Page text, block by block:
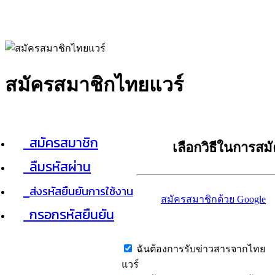
สมัครสมาชิกไทยแวร์
สมัครสมาชิก
ลืมรหัสผ่าน
ส่งรหัสยืนยันการใช้งาน
กรอกรหัสยืนยัน
เลือกวิธีในการส
สมัครสมาชิกด้วย Google
ฉันต้องการรับข่าวสารจากไทย
แวร์